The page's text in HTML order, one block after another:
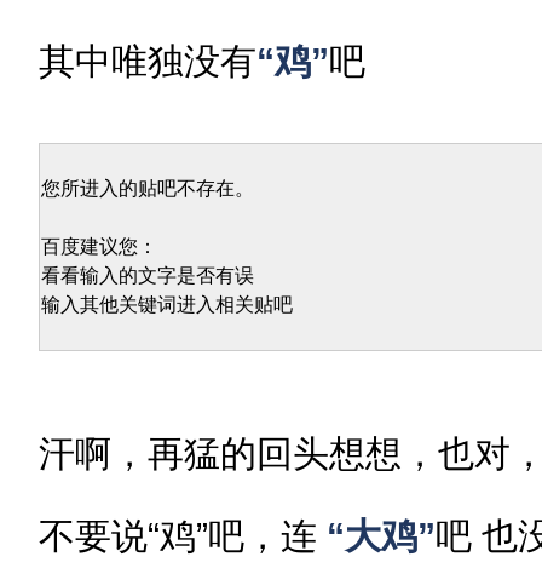
其中唯独没有“鸡”吧
您所进入的贴吧不存在。
百度建议您：
看看输入的文字是否有误
输入其他关键词进入相关贴吧
汗啊，再猛的回头想想，也对
不要说“鸡”吧，连 “大鸡”吧 也